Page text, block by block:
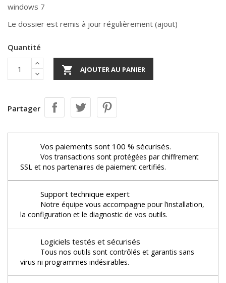
windows 7
Le dossier est remis à jour régulièrement (ajout)
Quantité
 AJOUTER AU PANIER
Partager
Vos paiements sont 100 % sécurisés.
Vos transactions sont protégées par chiffrement
SSL et nos partenaires de paiement certifiés.
Support technique expert
Notre équipe vous accompagne pour l’installation,
la configuration et le diagnostic de vos outils.
Logiciels testés et sécurisés
Tous nos outils sont contrôlés et garantis sans
virus ni programmes indésirables.